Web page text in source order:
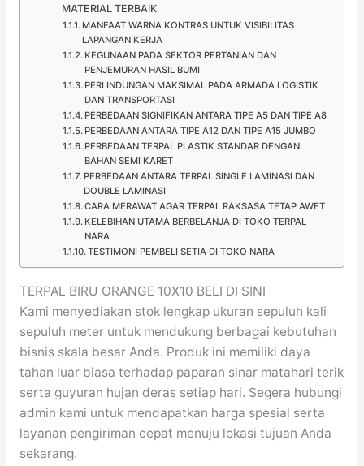
MATERIAL TERBAIK
MANFAAT WARNA KONTRAS UNTUK VISIBILITAS
LAPANGAN KERJA
KEGUNAAN PADA SEKTOR PERTANIAN DAN
PENJEMURAN HASIL BUMI
PERLINDUNGAN MAKSIMAL PADA ARMADA LOGISTIK
DAN TRANSPORTASI
PERBEDAAN SIGNIFIKAN ANTARA TIPE A5 DAN TIPE A8
PERBEDAAN ANTARA TIPE A12 DAN TIPE A15 JUMBO
PERBEDAAN TERPAL PLASTIK STANDAR DENGAN
BAHAN SEMI KARET
PERBEDAAN ANTARA TERPAL SINGLE LAMINASI DAN
DOUBLE LAMINASI
CARA MERAWAT AGAR TERPAL RAKSASA TETAP AWET
KELEBIHAN UTAMA BERBELANJA DI TOKO TERPAL
NARA
TESTIMONI PEMBELI SETIA DI TOKO NARA
TERPAL BIRU ORANGE 10X10 BELI DI SINI
Kami menyediakan stok lengkap ukuran sepuluh kali
sepuluh meter untuk mendukung berbagai kebutuhan
bisnis skala besar Anda. Produk ini memiliki daya
tahan luar biasa terhadap paparan sinar matahari terik
serta guyuran hujan deras setiap hari. Segera hubungi
admin kami untuk mendapatkan harga spesial serta
layanan pengiriman cepat menuju lokasi tujuan Anda
sekarang.